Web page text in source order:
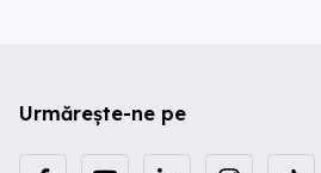
Urmărește-ne pe